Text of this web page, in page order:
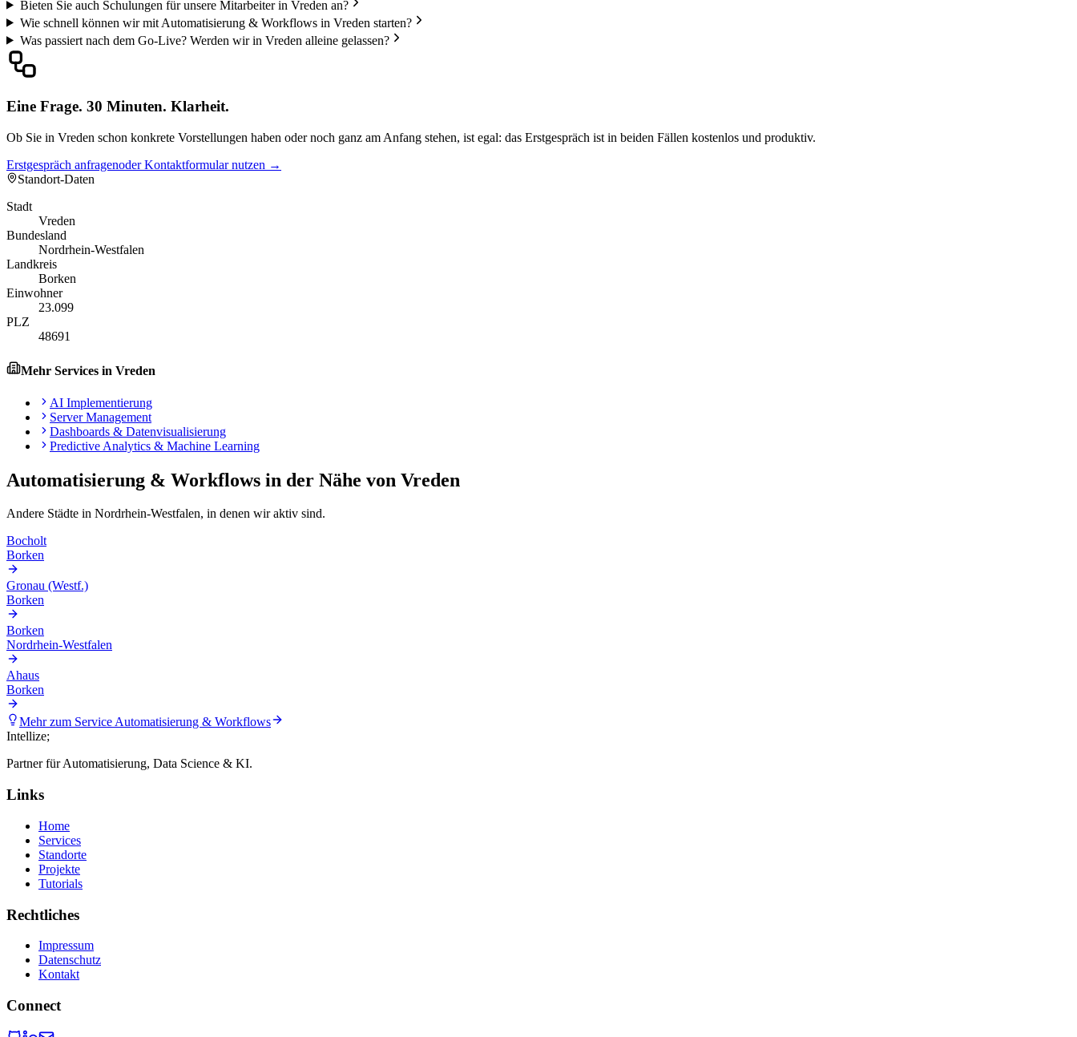
Bieten Sie auch Schulungen für unsere Mitarbeiter in Vreden an?
Wie schnell können wir mit Automatisierung & Workflows in Vreden starten?
Was passiert nach dem Go-Live? Werden wir in Vreden alleine gelassen?
Eine Frage. 30 Minuten. Klarheit.
Ob Sie in Vreden schon konkrete Vorstellungen haben oder noch ganz am Anfang stehen, ist egal: das Erstgespräch ist in beiden Fällen kostenlos und produktiv.
Erstgespräch anfragenoder Kontaktformular nutzen →
Standort-Daten
Stadt
Vreden
Bundesland
Nordrhein-Westfalen
Landkreis
Borken
Einwohner
23.099
PLZ
48691
Mehr Services in Vreden
AI Implementierung
Server Management
Dashboards & Datenvisualisierung
Predictive Analytics & Machine Learning
Automatisierung & Workflows in der Nähe von Vreden
Andere Städte in Nordrhein-Westfalen, in denen wir aktiv sind.
Bocholt
Borken
Gronau (Westf.)
Borken
Borken
Nordrhein-Westfalen
Ahaus
Borken
Mehr zum ServiceAutomatisierung & Workflows
Intellize;
Partner für Automatisierung, Data Science & KI.
Links
Home
Services
Standorte
Projekte
Tutorials
Rechtliches
Impressum
Datenschutz
Kontakt
Connect